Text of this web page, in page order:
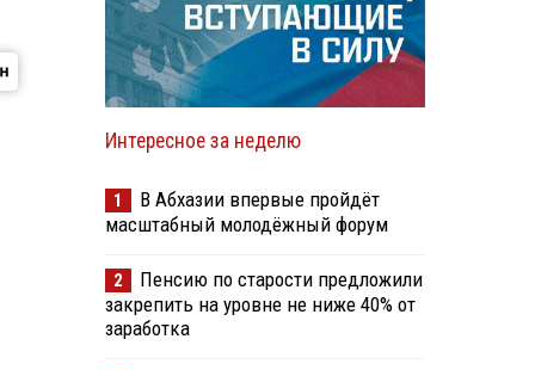
Интересное за неделю
1
В Абхазии впервые пройдёт
масштабный молодёжный форум
2
Пенсию по старости предложили
закрепить на уровне не ниже 40% от
заработка